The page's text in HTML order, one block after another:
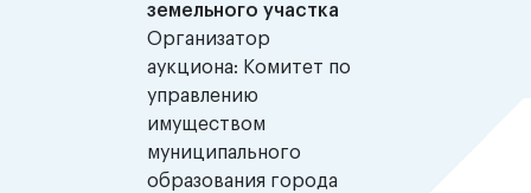
земельного участка
Организатор
аукциона: Комитет по
управлению
имуществом
муниципального
образования города